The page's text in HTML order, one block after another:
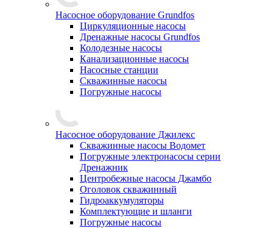
Насосное оборудование Grundfos
Циркуляционные насосы
Дренажные насосы Grundfos
Колодезные насосы
Канализационные насосы
Насосные станции
Скважинные насосы
Погружные насосы
Насосное оборудование Джилекс
Скважинные насосы Водомет
Погружные электронасосы серии
Дренажник
Центробежные насосы Джамбо
Оголовок скважинный
Гидроаккумуляторы
Комплектующие и шланги
Погружные насосы